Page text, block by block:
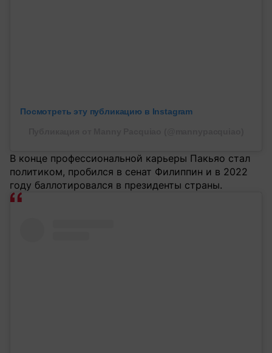
Посмотреть эту публикацию в Instagram
В конце профессиональной карьеры Пакьяо стал
политиком, пробился в сенат Филиппин и в 2022
году баллотировался в президенты страны.